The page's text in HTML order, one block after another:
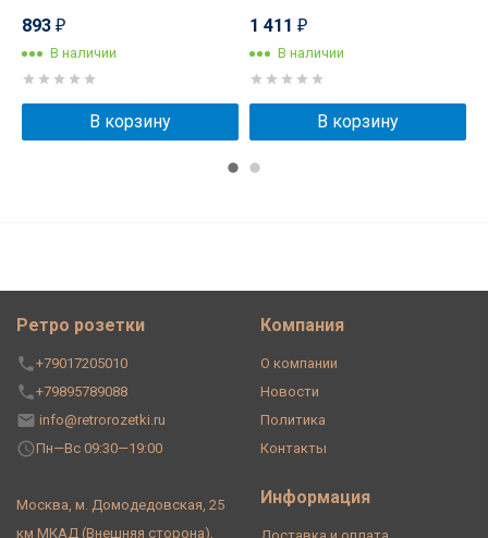
893 ₽
В наличии
В корзину
1 411 ₽
В наличии
В корзину
Ретро розетки
+79017205010
+79895789088
info@retrorozetki.ru
Пн—Вс 09:30—19:00
Москва, м. Домодедовская, 25
км МКАД (Внешняя сторона),
Компания
О компании
Новости
Политика
Контакты
Информация